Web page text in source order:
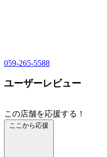
059-265-5588
ユーザーレビュー
この店舗を応援する！
ここから応援